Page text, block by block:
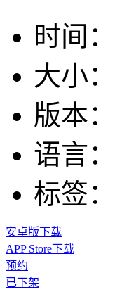
时间：
大小：
版本：
语言：
标签：
安卓版下载
APP Store下载
预约
已下架